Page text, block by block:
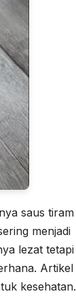
saus tiram
menjadi
lezat tetapi
Artikel
kesehatan.